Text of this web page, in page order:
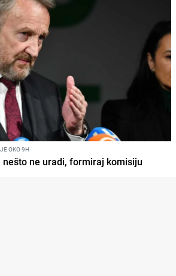
OKO 9H
nešto ne uradi, formiraj komisiju